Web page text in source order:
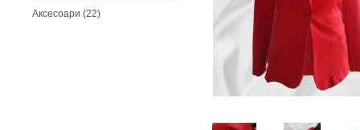
Аксесоари (22)